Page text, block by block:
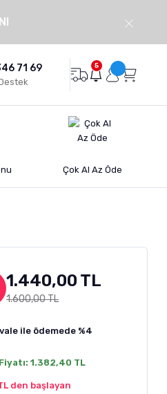
71 69 5
Çok Al Az Öde
1.440,00 TL
1.600,00 TL
ile ödemede %4
1.382,40 TL
den başlayan